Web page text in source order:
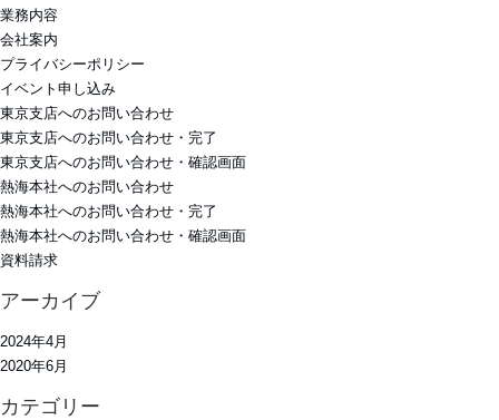
業務内容
会社案内
プライバシーポリシー
イベント申し込み
東京支店へのお問い合わせ
東京支店へのお問い合わせ・完了
東京支店へのお問い合わせ・確認画面
熱海本社へのお問い合わせ
熱海本社へのお問い合わせ・完了
熱海本社へのお問い合わせ・確認画面
資料請求
アーカイブ
2024年4月
2020年6月
カテゴリー